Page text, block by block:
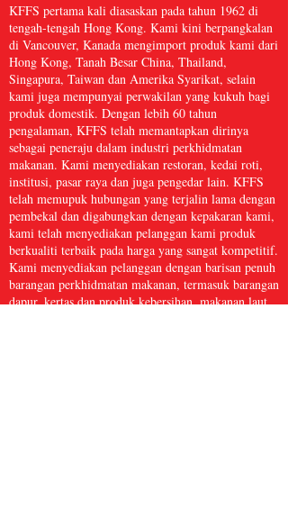
KFFS pertama kali diasaskan pada tahun 1962 di
tengah-tengah Hong Kong. Kami kini berpangkalan
di Vancouver, Kanada mengimport produk kami dari
Hong Kong, Tanah Besar China, Thailand,
Singapura, Taiwan dan Amerika Syarikat, selain
kami juga mempunyai perwakilan yang kukuh bagi
produk domestik. Dengan lebih 60 tahun
pengalaman, KFFS telah memantapkan dirinya
sebagai peneraju dalam industri perkhidmatan
makanan. Kami menyediakan restoran, kedai roti,
institusi, pasar raya dan juga pengedar lain. KFFS
telah memupuk hubungan yang terjalin lama dengan
pembekal dan digabungkan dengan kepakaran kami,
kami telah menyediakan pelanggan kami produk
berkualiti terbaik pada harga yang sangat kompetitif.
Kami menyediakan pelanggan dengan barisan penuh
barangan perkhidmatan makanan, termasuk barangan
dapur, kertas dan produk kebersihan, makanan laut